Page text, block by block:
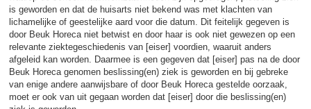
is geworden en dat de huisarts niet bekend was met klachten van
lichamelijke of geestelijke aard voor die datum. Dit feitelijk gegeven is
door Beuk Horeca niet betwist en door haar is ook niet gewezen op een
relevante ziektegeschiedenis van [eiser] voordien, waaruit anders
afgeleid kan worden. Daarmee is een gegeven dat [eiser] pas na de door
Beuk Horeca genomen beslissing(en) ziek is geworden en bij gebreke
van enige andere aanwijsbare of door Beuk Horeca gestelde oorzaak,
moet er ook van uit gegaan worden dat [eiser] door die beslissing(en)